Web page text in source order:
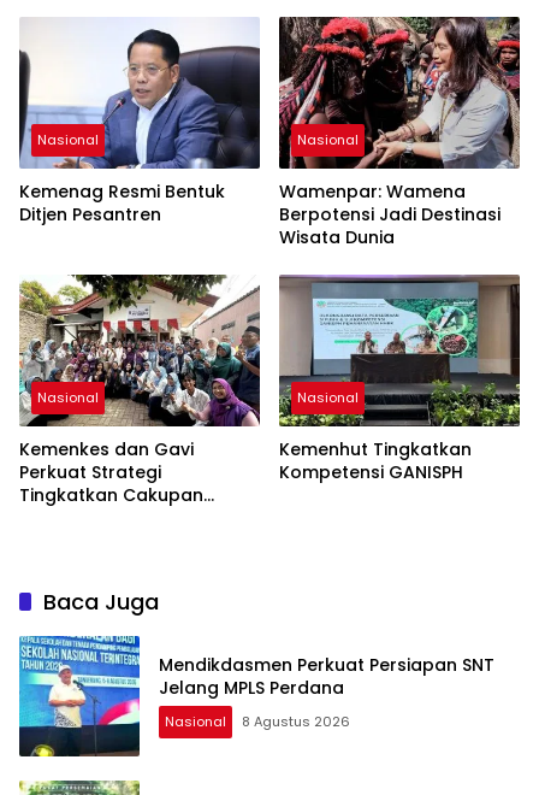
Nasional
Kemenag Resmi Bentuk
Ditjen Pesantren
Nasional
Wamenpar: Wamena
Berpotensi Jadi Destinasi
Wisata Dunia
Nasional
Kemenkes dan Gavi
Perkuat Strategi
Tingkatkan Cakupan
Nasional
Kemenhut Tingkatkan
Kompetensi GANISPH
Baca Juga
Mendikdasmen Perkuat Persiapan SNT
Jelang MPLS Perdana
Nasional 8 Agustus 2026